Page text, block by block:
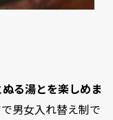
る湯とを楽しめま
男女入れ替え制で